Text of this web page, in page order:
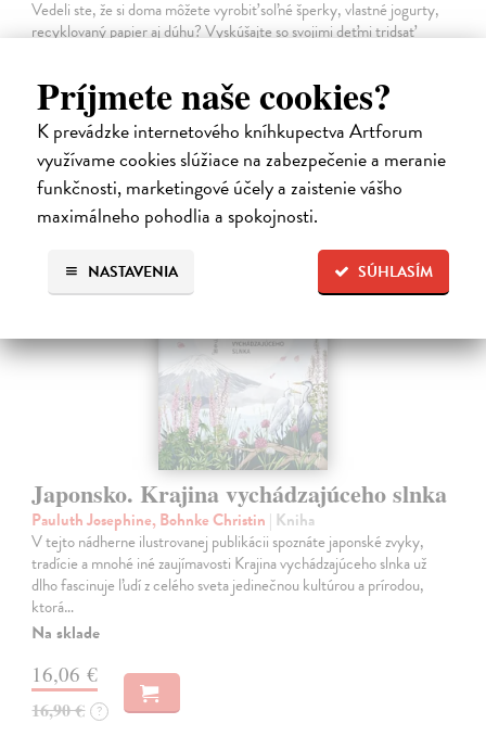
Príjmete naše cookies?
K prevádzke internetového kníhkupectva Artforum
využívame cookies slúžiace na zabezpečenie a meranie
funkčnosti, marketingové účely a zaistenie vášho
maximálneho pohodlia a spokojnosti.
SÚHLASÍM
NASTAVENIA
Vedeli ste, že si doma môžete vyrobiť soľné šperky, vlastné jogurty,
recyklovaný papier aj dúhu? Vyskúšajte so svojimi deťmi tridsať
Na sklade
14,20 €
14,95 € ?
na sklade
Japonsko. Krajina vychádzajúceho slnka
Pauluth Josephine, Bohnke Christin | Kniha
V tejto nádherne ilustrovanej publikácii spoznáte japonské zvyky,
tradície a mnohé iné zaujímavosti Krajina vychádzajúceho slnka už
dlho fascinuje ľudí z celého sveta jedinečnou kultúrou a prírodou,
ktorá…
Na sklade
16,06 €
16,90 € ?